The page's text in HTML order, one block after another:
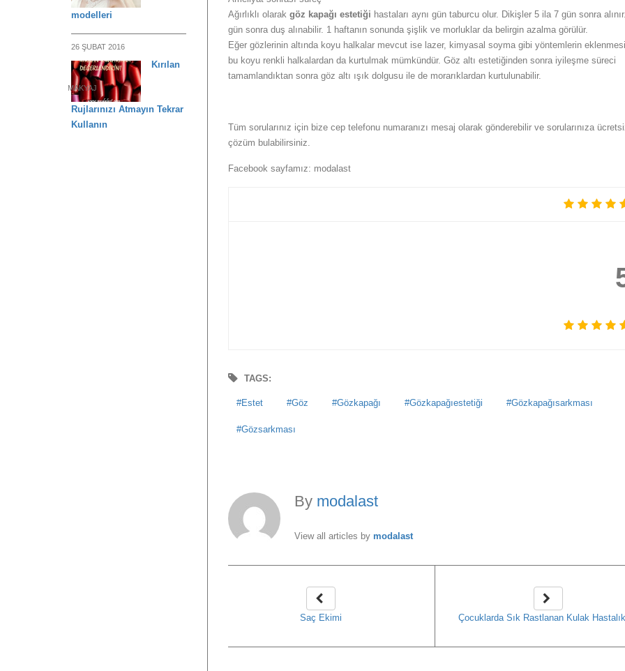
Ağırlıklı olarak göz kapağı estetiği hastaları aynı gün taburcu olur. Dikişler 5 ila 7 gün sonra
gün sonra duş alınabilir. 1 haftanın sonunda şişlik ve morluklar da belirgin azalma görülür.
Eğer gözlerinin altında koyu halkalar mevcut ise lazer, kimyasal soyma gibi yöntemlerin
bu koyu renkli halkalardan da kurtulmak mümkündür. Göz altı estetiğinden sonra iyileşme süreci
tamamlandıktan sonra göz altı ışık dolgusu ile de morarıklardan kurtulunabilir.
Tüm sorularınız için bize cep telefonu numaranızı mesaj olarak gönderebilir ve sorularınıza
çözüm bulabilirsiniz.
Facebook sayfamız: modalast
TAGS:
Estet Göz Gözkapağı Gözkapağıestetiği Gözkapağısarkması
Gözsarkması
By modalast
View all articles by modalast
Saç Ekimi Çocuklarda Sık Rastlanan Kulak
modelleri
26 ŞUBAT 2016
MAKYAJ
Kırılan
Rujlarınızı Atmayın Tekrar
Kullanın